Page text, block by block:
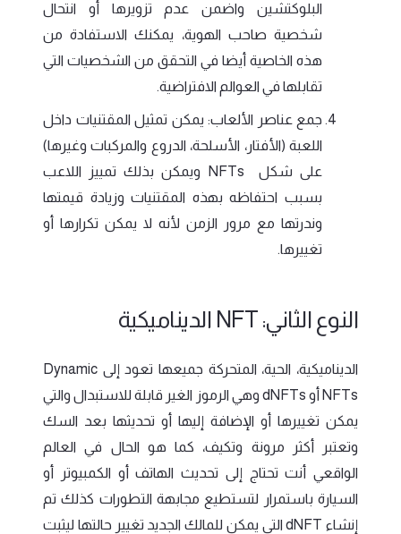
البلوكتشين واضمن عدم تزويرها أو انتحال
شخصية صاحب الهوية، يمكنك الاستفادة من
هذه الخاصية أيضا في التحقق من الشخصيات التي
تقابلها في العوالم الافتراضية.
جمع عناصر الألعاب: يمكن تمثيل المقتنيات داخل
اللعبة (الأفتار، الأسلحة، الدروع والمركبات وغيرها)
على شكل NFTs ويمكن بذلك تمييز اللاعب
بسبب احتفاظه بهذه المقتنيات وزيادة قيمتها
وندرتها مع مرور الزمن لأنه لا يمكن تكرارها أو
تغييرها.
النوع الثاني: NFT الديناميكية
الديناميكية، الحية، المتحركة جميعها تعود إلى Dynamic
NFTs أو dNFTs وهي الرموز الغير قابلة للاستبدال والتي
يمكن تغييرها أو الإضافة إليها أو تحديثها بعد السك
وتعتبر أكثر مرونة وتكيف، كما هو الحال في العالم
الواقعي أنت تحتاج إلى تحديث الهاتف أو الكمبيوتر أو
السيارة باستمرار لتستطيع مجابهة التطورات كذلك تم
إنشاء dNFT التي يمكن للمالك الجديد تغيير حالتها ليثبت